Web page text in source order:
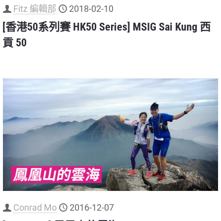
Fitz 編輯部 2018-02-10
[香港50系列賽 HK50 Series] MSIG Sai Kung 西
貢 50
Conrad Mo 2016-12-07